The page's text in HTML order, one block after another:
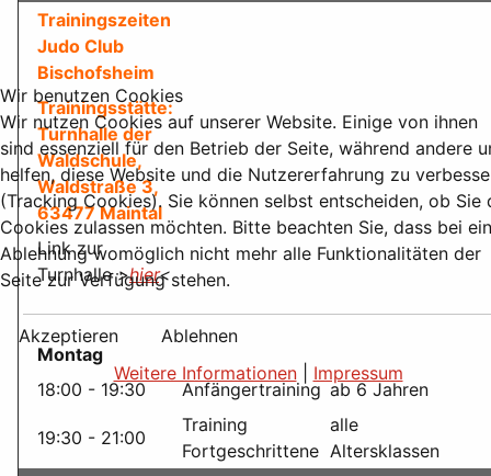
Trainingszeiten
Judo Club
Bischofsheim
Trainingsstätte:
Turnhalle der
Waldschule,
Waldstraße 3,
63477 Maintal
Link zur
Turnhalle>hier<
Montag
18:00 - 19:30
Anfängertraining ab 6 Jahren
19:30 - 21:00
Training
Fortgeschrittene
alle
Altersklassen
Wir benutzen Cookies
Wir nutzen Cookies auf unserer Website. Einige von ihnen
sind essenziell für den Betrieb der Seite, während andere
helfen, diese Website und die Nutzererfahrung zu
(Tracking Cookies). Sie können selbst entscheiden, ob Sie
Cookies zulassen möchten. Bitte beachten Sie, dass bei
Ablehnung womöglich nicht mehr alle Funktionalitäten der
Seite zur Verfügung stehen.
Akzeptieren
Ablehnen
Weitere Informationen| Impressum